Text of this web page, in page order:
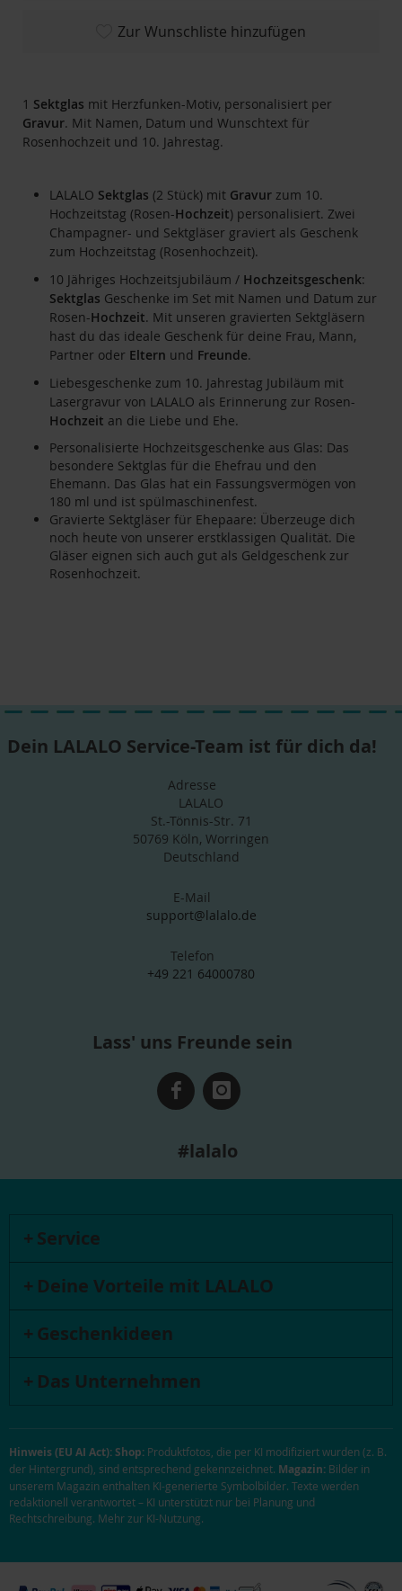
1 Sektglas mit Herzfunken-Motiv, personalisiert per
Gravur. Mit Namen, Datum und Wunschtext für
Rosenhochzeit und 10. Jahrestag.
LALALO Sektglas (2 Stück) mit Gravur zum 10.
Hochzeitstag (Rosen-Hochzeit) personalisiert. Zwei
Champagner- und Sektgläser graviert als Geschenk
zum Hochzeitstag (Rosenhochzeit).
10 Jähriges Hochzeitsjubiläum / Hochzeitsgeschenk:
Sektglas Geschenke im Set mit Namen und Datum zur
Rosen-Hochzeit. Mit unseren gravierten Sektgläsern
hast du das ideale Geschenk für deine Frau, Mann,
Partner oder Eltern und Freunde.
Liebesgeschenke zum 10. Jahrestag Jubiläum mit
Lasergravur von LALALO als Erinnerung zur Rosen-
Hochzeit an die Liebe und Ehe.
Personalisierte Hochzeitsgeschenke aus Glas: Das
besondere Sektglas für die Ehefrau und den
Ehemann. Das Glas hat ein Fassungsvermögen von
180 ml und ist spülmaschinenfest.
Gravierte Sektgläser für Ehepaare: Überzeuge dich
noch heute von unserer erstklassigen Qualität. Die
Gläser eignen sich auch gut als Geldgeschenk zur
Rosenhochzeit.
Zur Wunschliste hinzufügen
Dein LALALO Service-Team ist für dich da!
Adresse
LALALO
St.-Tönnis-Str. 71
50769 Köln, Worringen
Deutschland
E-Mail
support@lalalo.de
Telefon
+49 221 64000780
Lass' uns Freunde sein
#lalalo
Service
Deine Vorteile mit LALALO
Geschenkideen
Das Unternehmen
Hinweis (EU AI Act):Shop: Produktfotos, die per KI modifiziert wurden (z. B.
der Hintergrund), sind entsprechend gekennzeichnet. Magazin: Bilder in
unserem Magazin enthalten KI-generierte Symbolbilder. Texte werden
redaktionell verantwortet – KI unterstützt nur bei Planung und
Rechtschreibung. Mehr zur KI-Nutzung.